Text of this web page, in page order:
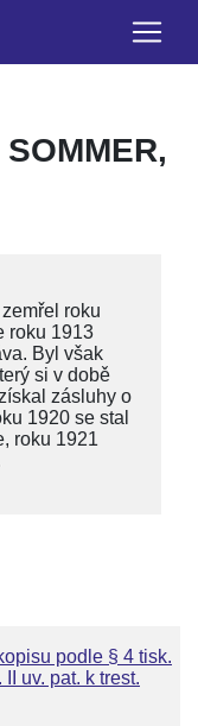
roku
roku 1913
Byl však
si v době
zásluhy o
1920 se stal
roku 1921
podle § 4 tisk.
uv. pat. k trest.